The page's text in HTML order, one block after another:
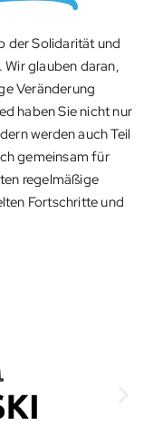
der Solidarität und
glauben daran,
Veränderung
haben Sie nicht nur
werden auch Teil
gemeinsam für
regelmäßige
Fortschritte und